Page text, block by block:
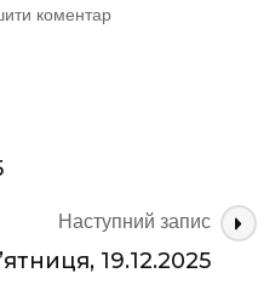
коментардо
Наступний запис
19.12.2025